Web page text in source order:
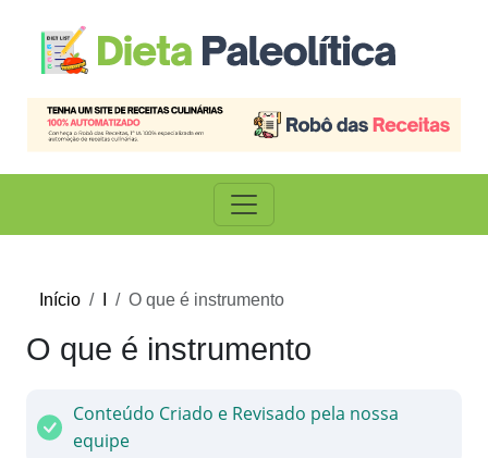
Início O que é instrumento
O que é instrumento
Conteúdo Criado e Revisado pela nossa
equipe